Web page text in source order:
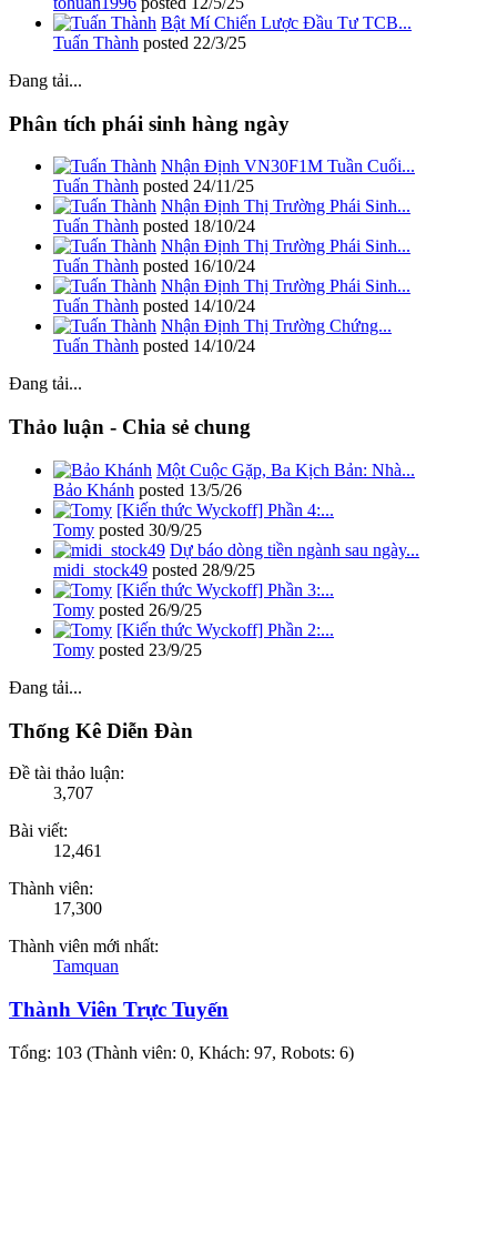
Bật Mí Chiến Lược Đầu Tư TCB...
Tuấn Thành posted 22/3/25
Đang tải...
Phân tích phái sinh hàng ngày
Nhận Định VN30F1M Tuần Cuối...
Tuấn Thành posted 24/11/25
Nhận Định Thị Trường Phái Sinh...
Tuấn Thành posted 18/10/24
Nhận Định Thị Trường Phái Sinh...
Tuấn Thành posted 16/10/24
Nhận Định Thị Trường Phái Sinh...
Tuấn Thành posted 14/10/24
Nhận Định Thị Trường Chứng...
Tuấn Thành posted 14/10/24
Đang tải...
Thảo luận - Chia sẻ chung
Một Cuộc Gặp, Ba Kịch Bản: Nhà...
Bảo Khánh posted 13/5/26
[Kiến thức Wyckoff] Phần 4:...
Tomy posted 30/9/25
Dự báo dòng tiền ngành sau ngày...
midi_stock49 posted 28/9/25
[Kiến thức Wyckoff] Phần 3:...
Tomy posted 26/9/25
[Kiến thức Wyckoff] Phần 2:...
Tomy posted 23/9/25
Đang tải...
Thống Kê Diễn Đàn
Đề tài thảo luận:
3,707
Bài viết:
12,461
Thành viên:
17,300
Thành viên mới nhất:
Tamquan
Thành Viên Trực Tuyến
Tổng: 103 (Thành viên: 0, Khách: 97, Robots: 6)